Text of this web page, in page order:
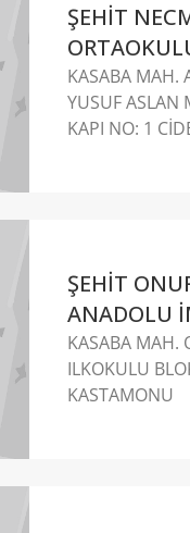
ŞEHİT
KASABA MAH.
YUSUF ASLAN
KAPI NO: 1
ŞEHİT
ANADOLU
KASABA MAH.
ILKOKULU
KASTAMONU